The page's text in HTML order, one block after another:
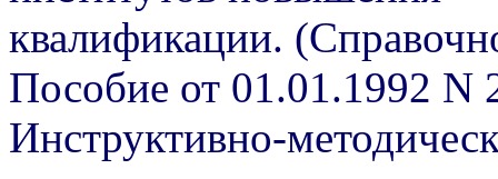
квалификации.
Пособие от 01.01.1992 N
Инструктивно-